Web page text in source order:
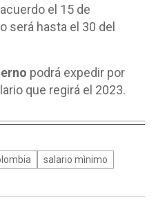
el 15 de
será hasta el 30 del
podrá expedir por
que regirá el 2023.
salario mìnimo